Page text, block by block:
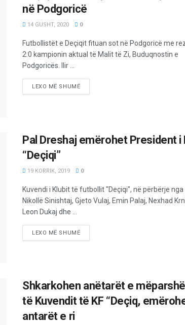
në Podgoricë
14 GUSHT, 2020 0
Futbollistët e Deçiqit fituan sot në Podgoricë me
2:0 kampionin aktual të Malit të Zi, Buduqnostin e
Podgoricës. Ilir ...
LEXO MË SHUMË
Pal Dreshaj emërohet President i
“Deçiqi”
19 KORRIK, 2019 0
Kuvendi i Klubit të futbollit "Deçiqi", në përbërje nga
Nikollë Sinishtaj, Gjeto Vulaj, Emin Palaj, Nexhad
Leon Dukaj dhe ...
LEXO MË SHUMË
Shkarkohen anëtarët e
të Kuvendit të KF “Deçiq,
antarët e ri